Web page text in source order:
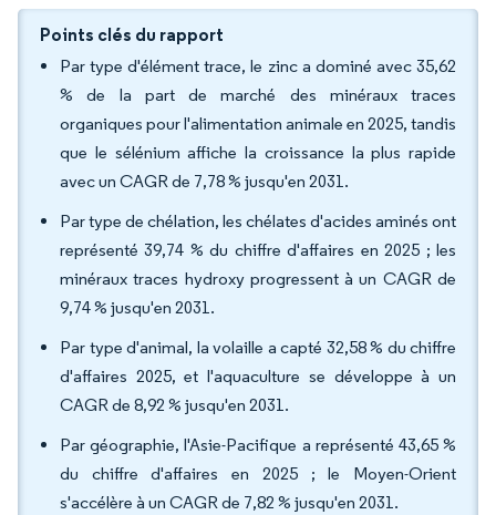
Points clés du rapport
Par type d'élément trace, le zinc a dominé avec 35,62
% de la part de marché des minéraux traces
organiques pour l'alimentation animale en 2025, tandis
que le sélénium affiche la croissance la plus rapide
avec un CAGR de 7,78 % jusqu'en 2031.
Par type de chélation, les chélates d'acides aminés ont
représenté 39,74 % du chiffre d'affaires en 2025 ; les
minéraux traces hydroxy progressent à un CAGR de
9,74 % jusqu'en 2031.
Par type d'animal, la volaille a capté 32,58 % du chiffre
d'affaires 2025, et l'aquaculture se développe à un
CAGR de 8,92 % jusqu'en 2031.
Par géographie, l'Asie-Pacifique a représenté 43,65 %
du chiffre d'affaires en 2025 ; le Moyen-Orient
s'accélère à un CAGR de 7,82 % jusqu'en 2031.